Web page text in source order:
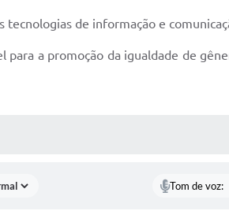
de informação e
a promoção da igualdade de
Tom de voz: